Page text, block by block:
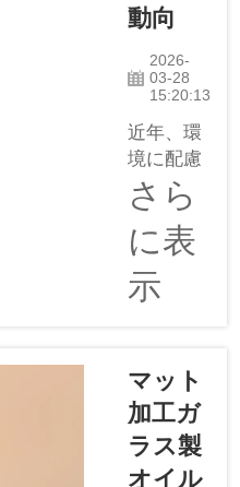
ルの排出
動向
2026-
03-28
15:20:13
近年、環
境に配慮
した製品
の人気が
高まって
おり、そ
の中でも
るのがド
ロッパー
付きガラ
ス製オイ
ルボトル
さら
に表
示
マット
加工ガ
ラス製
オイル